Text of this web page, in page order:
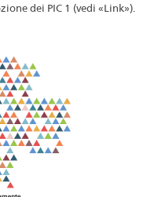
dei PIC 1 (vedi «Link»).